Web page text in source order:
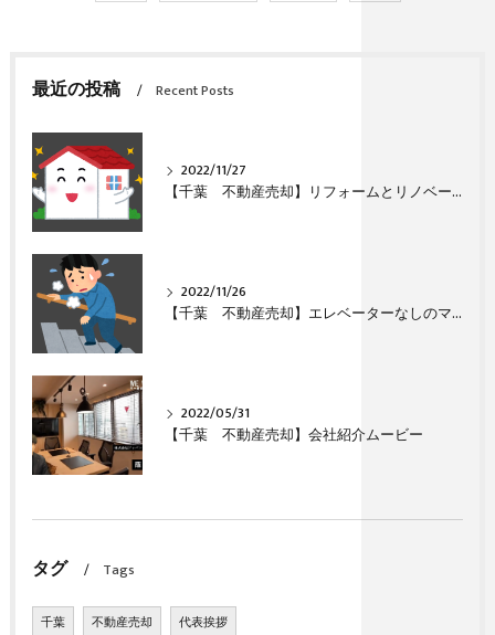
最近の投稿 Recent Posts
2022/11/27
【千葉 不動産売却】リフォームとリノベーションの違い
2022/11/26
【千葉 不動産売却】エレベーターなしのマンション（団地）は売れますか？
2022/05/31
【千葉 不動産売却】会社紹介ムービー
タグ Tags
千葉 不動産売却 代表挨拶